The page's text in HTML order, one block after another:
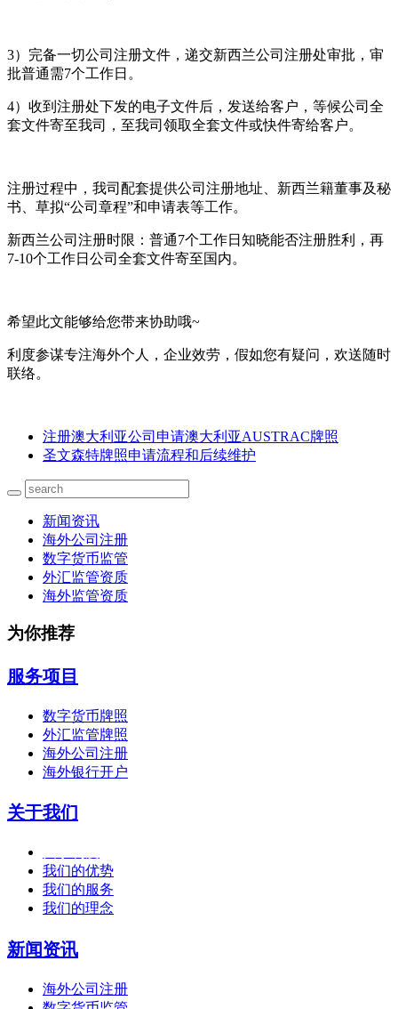
3）完备一切公司注册文件，递交新西兰公司注册处审批，审
批普通需7个工作日。
4）收到注册处下发的电子文件后，发送给客户，等候公司全
套文件寄至我司，至我司领取全套文件或快件寄给客户。
注册过程中，我司配套提供公司注册地址、新西兰籍董事及秘
书、草拟“公司章程”和申请表等工作。
新西兰公司注册时限：普通7个工作日知晓能否注册胜利，再
7-10个工作日公司全套文件寄至国内。
希望此文能够给您带来协助哦~
利度参谋专注海外个人，企业效劳，假如您有疑问，欢送随时
联络。
注册澳大利亚公司申请澳大利亚AUSTRAC牌照
圣文森特牌照申请流程和后续维护
新闻资讯
海外公司注册
数字货币监管
外汇监管资质
海外监管资质
为你推荐
服务项目
数字货币牌照
外汇监管牌照
海外公司注册
海外银行开户
关于我们
我们的优势
我们的服务
我们的理念
新闻资讯
海外公司注册